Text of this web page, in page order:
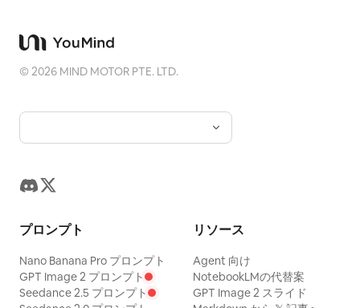
©2026 MIND MOTOR PTE. LTD.
プロンプト
Nano Banana Pro プロンプト
GPT Image 2 プロンプト
Seedance 2.5 プロンプト
リソース
Agent 向け
NotebookLMの代替案
GPT Image 2 スライド